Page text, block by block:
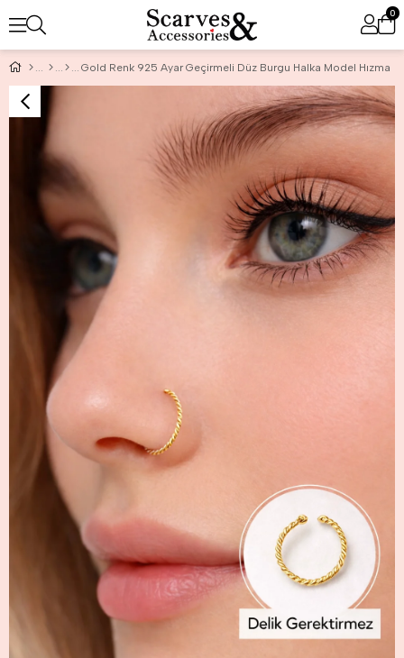
0
Gold Renk 925 Ayar Geçirmeli Düz Burgu Halka Model Hızma